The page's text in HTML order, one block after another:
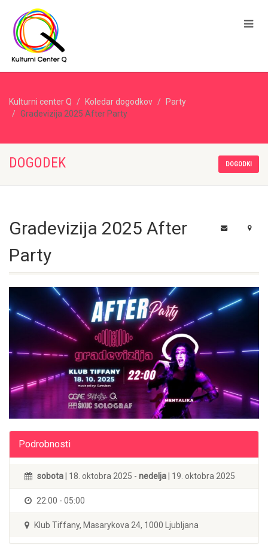
Kulturni center Q Koledar dogodkov
Party
Gradevizija 2025 After Party
DOGODEK DOGODKI
Gradevizija 2025 After
Party
Podrobnosti
sobota| 18. oktobra 2025 - nedelja| 19. oktobra 2025
22:00 - 05:00
Klub Tiffany, Masarykova 24, 1000 Ljubljana